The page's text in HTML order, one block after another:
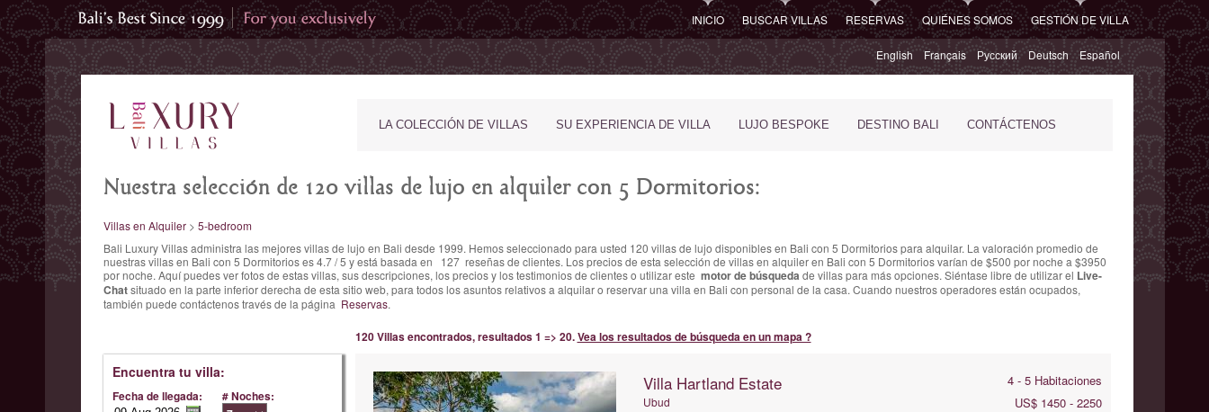
INICIO BUSCAR VILLAS RESERVAS QUIÉNES SOMOS GESTIÓN DE VILLA
English Français Русский Deutsch Español
LA COLECCIÓN DE VILLAS SU EXPERIENCIA DE VILLA LUJO BESPOKE DESTINO BALI CONTÁCTENOS
Nuestra selección de 120 villas de lujo en alquiler con 5 Dormitorios:
Villas en Alquiler> 5-bedroom
Bali Luxury Villas administra las mejores villas de lujo en Bali desde 1999. Hemos seleccionado para usted 120 villas de lujo disponibles en Bali con 5 Dormitorios para alquilar. La valoración promedio de
nuestras villas en Bali con 5 Dormitorios es4.7/5 y está basada en 127reseñas de clientes. Los precios de esta selección de villas en alquiler en Bali con 5 Dormitorios varían de $500 por noche a $3950
por noche. Aquí puedes ver fotos de estas villas, sus descripciones, los precios y los testimonios de clientes o utilizar este motor de búsqueda de villas para más opciones. Siéntase libre de utilizar el Live-
Chatsituado en la parte inferior derecha de esta sitio web, para todos los asuntos relativos a alquilar o reservar una villa en Bali con personal de la casa. Cuando nuestros operadores están ocupados,
también puede contáctenos través de la página Reservas.
Encuentra tu villa:
Fecha de llegada: # Noches:
120 Villas encontrados, resultados 1 => 20.Vea los resultados de búsqueda en un mapa ?
Villa Hartland Estate 4 - 5 Habitaciones
Ubud US$ 1450 - 2250